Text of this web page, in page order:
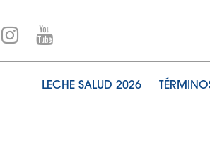
LECHE SALUD 2026